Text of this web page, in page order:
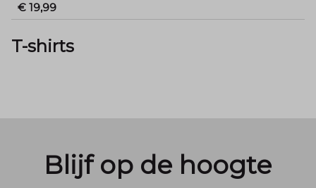
€ 19,99
T-shirts
Blijf op de hoogte